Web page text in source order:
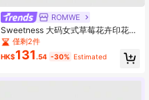
ROMWE
Sweetness 大码女式草莓花卉印花荷
叶边牛仔吊带背心
僅剩2件
HK$131 .54 -30% Estimated